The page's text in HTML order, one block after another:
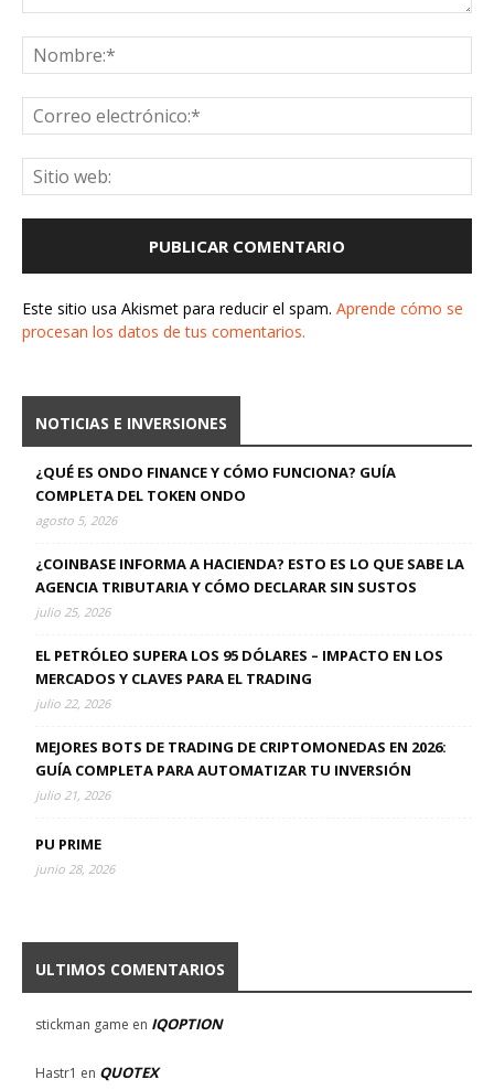
Este sitio usa Akismet para reducir el spam. Aprende cómo se
procesan los datos de tus comentarios.
NOTICIAS E INVERSIONES
¿QUÉ ES ONDO FINANCE Y CÓMO FUNCIONA? GUÍA
COMPLETA DEL TOKEN ONDO
agosto 5, 2026
¿COINBASE INFORMA A HACIENDA? ESTO ES LO QUE SABE LA
AGENCIA TRIBUTARIA Y CÓMO DECLARAR SIN SUSTOS
julio 25, 2026
EL PETRÓLEO SUPERA LOS 95 DÓLARES – IMPACTO EN LOS
MERCADOS Y CLAVES PARA EL TRADING
julio 22, 2026
MEJORES BOTS DE TRADING DE CRIPTOMONEDAS EN 2026:
GUÍA COMPLETA PARA AUTOMATIZAR TU INVERSIÓN
julio 21, 2026
PU PRIME
junio 28, 2026
ULTIMOS COMENTARIOS
stickman game en IQOPTION
Hastr1 en QUOTEX